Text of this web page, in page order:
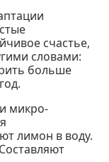
счастье,
словами:
больше
микро-
лимон в воду.